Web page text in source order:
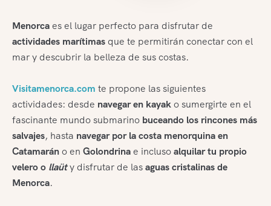
Menorcaes el lugar perfecto para disfrutar de
actividades marítimas que te permitirán conectar con el
mar y descubrir la belleza de sus costas.
Visitamenorca.com te propone las siguientes
actividades: desde navegar en kayako sumergirte en el
fascinante mundo submarino buceando los rincones más
salvajes, hasta navegar por la costa menorquina en
Catamaráno en Golondrinae inclusoalquilar tu propio
velero o llaüty disfrutar de lasaguas cristalinas de
Menorca.